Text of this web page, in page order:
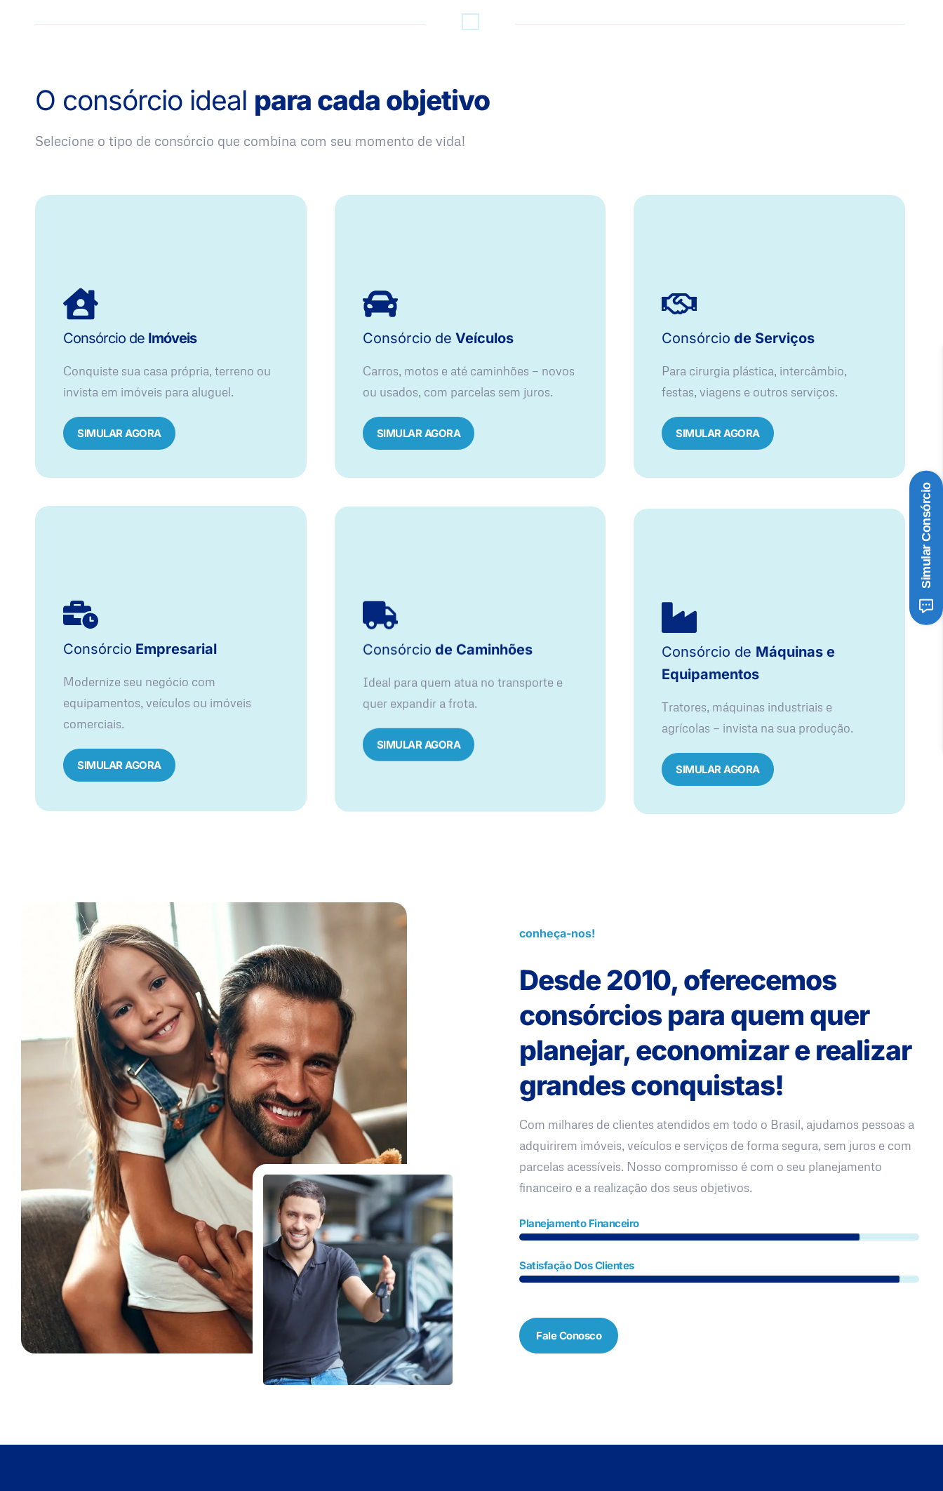
O consórcio ideal para cada objetivo
Selecione o tipo de consórcio que combina com seu momento de vida!
Consórcio de Imóveis
Conquiste sua casa própria, terreno ou
invista em imóveis para aluguel.
SIMULAR AGORA​
Consórcio de Veículos
Carros, motos e até caminhões — novos
ou usados, com parcelas sem juros.
SIMULAR AGORA
Consórcio de Serviços
Para cirurgia plástica, intercâmbio,
festas, viagens e outros serviços.
SIMULAR AGORA
Consórcio Empresarial
Modernize seu negócio com
equipamentos, veículos ou imóveis
comerciais.
SIMULAR AGORA
Consórcio de Caminhões
Ideal para quem atua no transporte e
quer expandir a frota.
SIMULAR AGORA
Consórcio de Máquinas e
Equipamentos
Tratores, máquinas industriais e
agrícolas — invista na sua produção.
SIMULAR AGORA
conheça-nos!
Desde 2010, oferecemos
consórcios para quem quer
planejar, economizar e realizar
grandes conquistas!
Com milhares de clientes atendidos em todo o Brasil, ajudamos pessoas a
adquirirem imóveis, veículos e serviços de forma segura, sem juros e com
parcelas acessíveis. Nosso compromisso é com o seu planejamento
financeiro e a realização dos seus objetivos.
Planejamento Financeiro
Satisfação Dos Clientes
Fale Conosco
Simular Consórcio